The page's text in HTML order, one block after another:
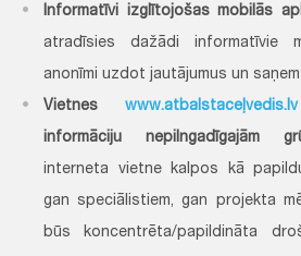
Informatīvi izglītojošas mobilās
atradīsies dažādi informatīvie
anonīmi uzdot jautājumus un
Vietnes www.atbalstaceļvedis.lv
informāciju nepilngadīgajām
interneta vietne kalpos kā
gan speciālistiem, gan projekta
būs koncentrēta/papildināta